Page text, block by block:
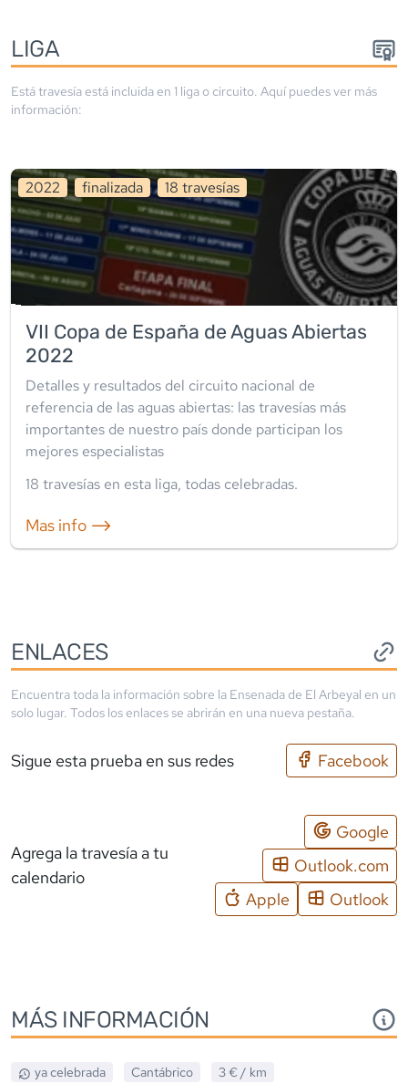
LIGA
Está travesía está incluida en 1 liga o circuito. Aquí puedes ver más
información:
2022 finalizada 18 travesías
VII Copa de España de Aguas Abiertas
2022
Detalles y resultados del circuito nacional de
referencia de las aguas abiertas: las travesías más
importantes de nuestro país donde participan los
mejores especialistas
18 travesías en esta liga, todas celebradas.
Mas info ⟶
ENLACES
Encuentra toda la información sobre la Ensenada de El Arbeyal en un
solo lugar. Todos los enlaces se abrirán en una nueva pestaña.
Sigue esta prueba en sus redes Facebook
Agrega la travesía a tu
calendario
Google
Outlook.com
Apple
Outlook
MÁS INFORMACIÓN
ya celebrada Cantábrico 3 € / km